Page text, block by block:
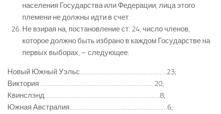
населения Государства или Федерации, лица этого
племени не должны идти в счет.
Не взирая на, постановление ст. 24, число членов,
которое должно быть избрано в каждом Государстве на
первых выборах, – следующее:
Новый Южный Уэльс…………………………………………23;
Виктория……………………………………………………… 20;
Квинслэнд……………………………………………………….8;
Южная Австралия………………………………………………6;